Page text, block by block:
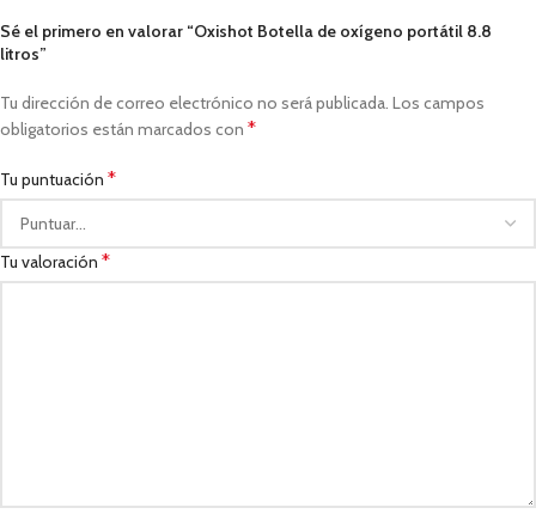
Sé el primero en valorar “Oxishot Botella de oxígeno portátil 8.8
litros”
Tu dirección de correo electrónico no será publicada. Los campos
obligatorios están marcados con *
Tu puntuación *
Tu valoración *